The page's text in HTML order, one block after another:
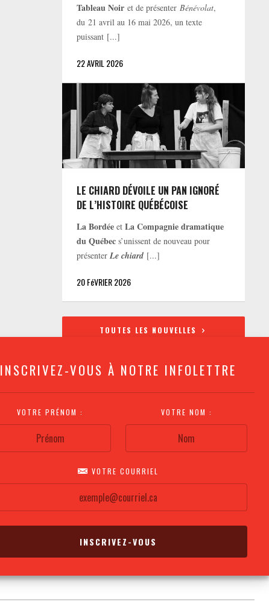
INSCRIVEZ-VOUS À NOTRE INFOLETTRE
VOTRE PRÉNOM : VOTRE NOM :
VOTRE COURRIEL
Tableau Noir et de présenterBénévolat,
du 21 avril au 16 mai 2026, un texte
puissant [...]
22 AVRIL 2026
LE CHIARD DÉVOILE UN PAN IGNORÉ
DE L’HISTOIRE QUÉBÉCOISE
La Bordée etLa Compagnie dramatique
du Québec s’unissent de nouveau pour
présenterLe chiard [...]
20 FéVRIER 2026
TOUTES LES NOUVELLES